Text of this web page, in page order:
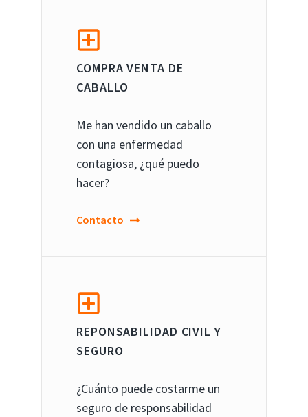
COMPRA VENTA DE
CABALLO
Me han vendido un caballo
con una enfermedad
contagiosa, ¿qué puedo
hacer?
Contacto
REPONSABILIDAD CIVIL Y
SEGURO
¿Cuánto puede costarme un
seguro de responsabilidad